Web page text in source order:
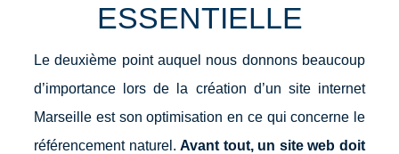
ESSENTIELLE
Le deuxième point auquel nous donnons beaucoup
d’importance lors de la création d’un site internet
Marseille est son optimisation en ce qui concerne le
référencement naturel.Avant tout, un site web doit